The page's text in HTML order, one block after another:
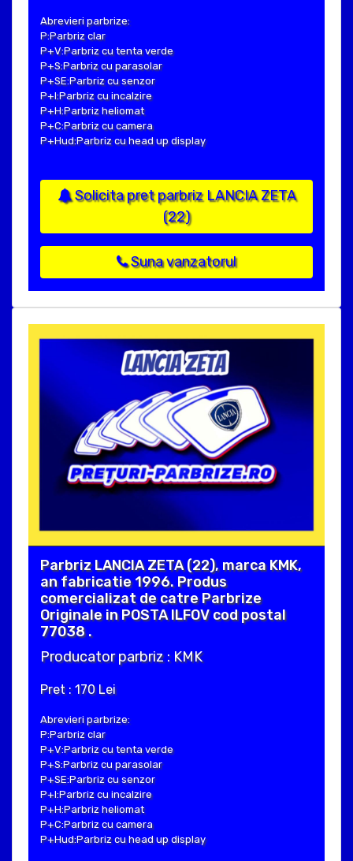
Abrevieri parbrize:
P:Parbriz clar
P+V:Parbriz cu tenta verde
P+S:Parbriz cu parasolar
P+SE:Parbriz cu senzor
P+I:Parbriz cu incalzire
P+H:Parbriz heliomat
P+C:Parbriz cu camera
P+Hud:Parbriz cu head up display
Solicita pret parbriz LANCIA ZETA
(22)
Suna vanzatorul
Parbriz LANCIA ZETA (22), marca KMK,
an fabricatie 1996. Produs
comercializat de catre Parbrize
Originale in POSTA ILFOV cod postal
77038 .
Producator parbriz : KMK
Pret : 170 Lei
Abrevieri parbrize:
P:Parbriz clar
P+V:Parbriz cu tenta verde
P+S:Parbriz cu parasolar
P+SE:Parbriz cu senzor
P+I:Parbriz cu incalzire
P+H:Parbriz heliomat
P+C:Parbriz cu camera
P+Hud:Parbriz cu head up display